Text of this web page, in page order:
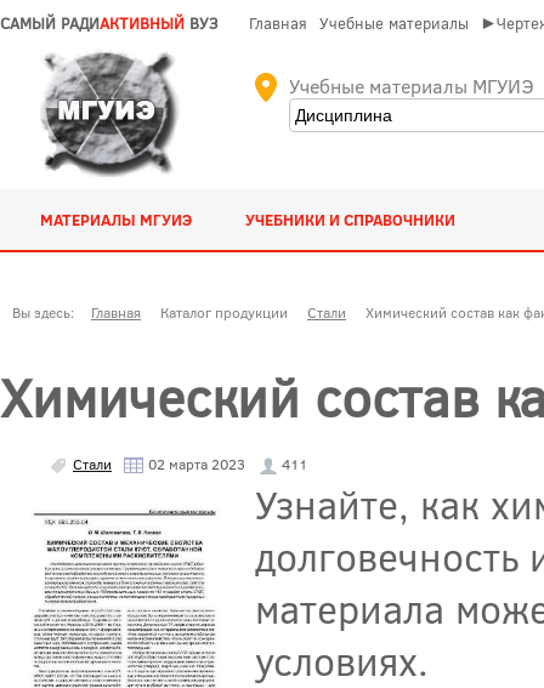
САМЫЙ РАДИАКТИВНЫЙ ВУЗ Главная Учебные материалы
Учебные материалы МГУИЭ
МАТЕРИАЛЫ МГУИЭ УЧЕБНИКИ И СПРАВОЧНИКИ
Вы здесь: Главная Каталог продукции Стали Химический состав как
Химический состав
Стали 02 марта 2023 411
Узнайте, как
материала
условиях.